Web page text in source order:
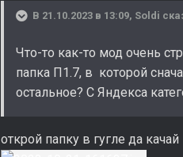
В 21.10.2023 в 13:09, Soldi
Что-то как-то мод очень
папка П1.7, в которой
остальное? С Яндекса
открой папку в гугле да